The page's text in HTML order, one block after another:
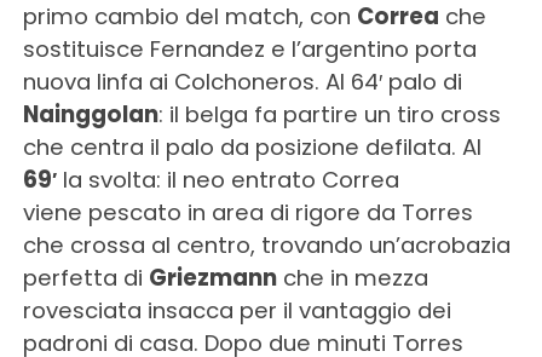
primo cambio del match, con Correa che
sostituisce Fernandez e l’argentino porta
nuova linfa ai Colchoneros. Al 64′ palo di
Nainggolan: il belga fa partire un tiro cross
che centra il palo da posizione defilata. Al
69′la svolta: il neo entrato Correa
viene pescato in area di rigore da Torres
che crossa al centro, trovando un’acrobazia
perfetta di Griezmannche in mezza
rovesciata insacca per il vantaggio dei
padroni di casa. Dopo due minuti Torres